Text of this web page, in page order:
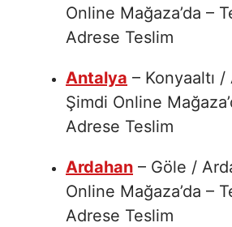
Online Mağaza’da –
Adrese Teslim
Antalya – Konyaaltı
Şimdi Online
Adrese Teslim
Ardahan – Göle /
Online Mağaza’da –
Adrese Teslim